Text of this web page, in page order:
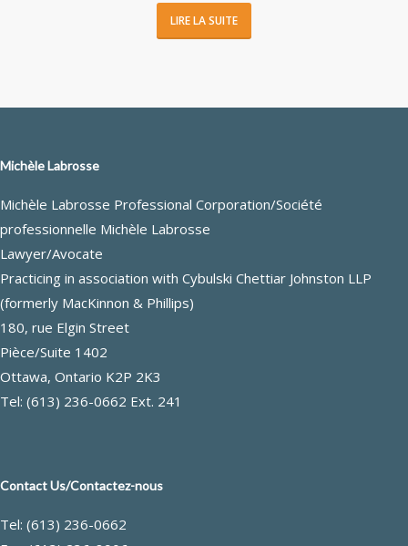
LIRE LA SUITE
Michèle Labrosse
Michèle Labrosse Professional Corporation/Société
professionnelle Michèle Labrosse
Lawyer/Avocate
Practicing in association with Cybulski Chettiar Johnston LLP
(formerly MacKinnon & Phillips)
180, rue Elgin Street
Pièce/Suite 1402
Ottawa, Ontario K2P 2K3
Tel: (613) 236-0662 Ext. 241
Contact Us/Contactez-nous
Tel: (613) 236-0662